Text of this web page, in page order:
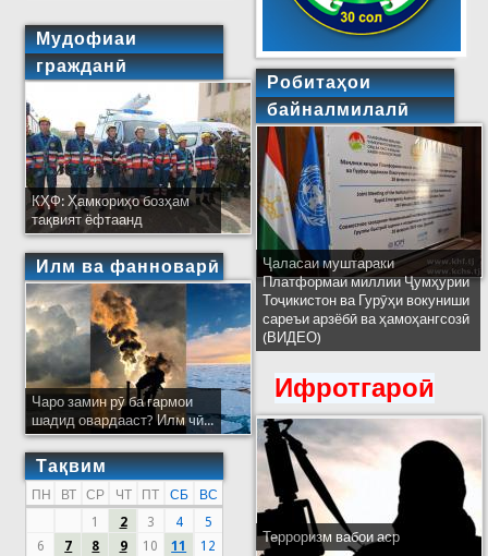
Мудофиаи
гражданӣ
КҲФ: Ҳамкориҳо бозҳам
тақвият ёфтаанд
Илм ва фанноварӣ
Чаро замин рӯ ба гармои
шадид овардааст? Илм чӣ...
Тақвим
ПН ВТ СР ЧТ ПТ СБ
ВС
1
2 3 4
5
6
7 8 9 10 11
12
Робитаҳои
байналмилалӣ
Ҷаласаи муштараки
Платформаи миллии Ҷумҳурии
Тоҷикистон ва Гурӯҳи вокуниши
сареъи арзёбӣ ва ҳамоҳангсозӣ
(ВИДЕО)
Ифротгароӣ
Терроризм вабои аср